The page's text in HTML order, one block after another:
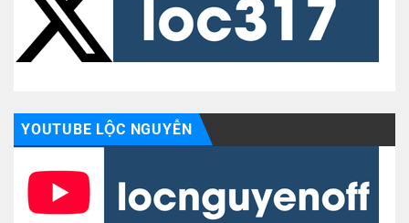
YOUTUBE LỘC NGUYỄN